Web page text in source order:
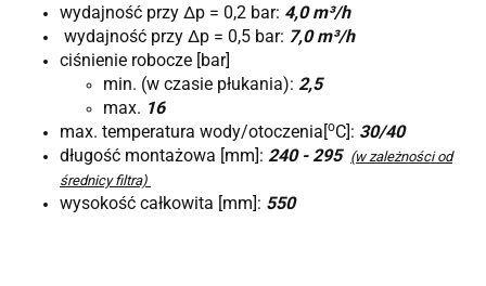
wydajność przy Δp = 0,2 bar: 4,0 m³/h
wydajność przy Δp = 0,5 bar: 7,0 m³/h
ciśnienie robocze [bar]
min. (w czasie płukania): 2,5
max. 16
max. temperatura wody/otoczenia[oC]: 30/40
długość montażowa [mm]: 240 - 295 (w zależności od
średnicy filtra)
wysokość całkowita [mm]: 550